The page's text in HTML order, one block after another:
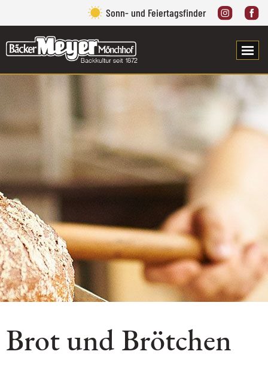
Sonn- und Feiertagsfinder
Brot und Brötchen